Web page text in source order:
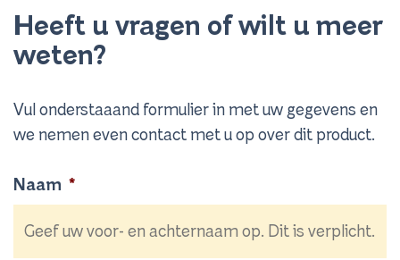
Heeft u vragen of wilt u meer
weten?
Vul onderstaaand formulier in met uw gegevens en
we nemen even contact met u op over dit product.
Naam *